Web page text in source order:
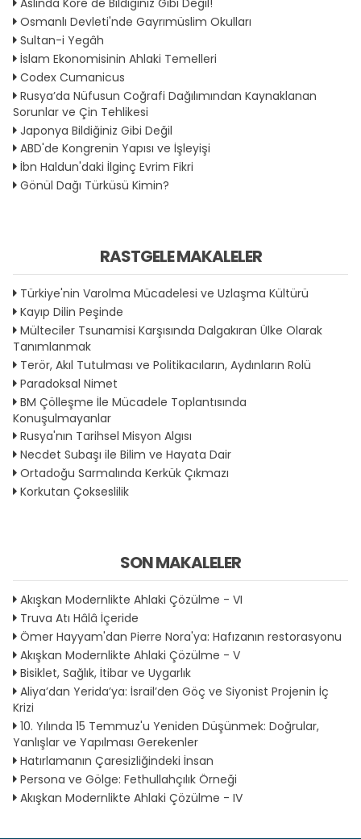
Aslında Kore de Bildiğiniz Gibi Değil!
Osmanlı Devleti'nde Gayrımüslim Okulları
Sultan-i Yegâh
İslam Ekonomisinin Ahlaki Temelleri
Codex Cumanicus
Rusya’da Nüfusun Coğrafi Dağılımından Kaynaklanan
Sorunlar ve Çin Tehlikesi
Japonya Bildiğiniz Gibi Değil
ABD'de Kongrenin Yapısı ve İşleyişi
İbn Haldun'daki İlginç Evrim Fikri
Gönül Dağı Türküsü Kimin?
RASTGELE MAKALELER
Türkiye'nin Varolma Mücadelesi ve Uzlaşma Kültürü
Kayıp Dilin Peşinde
Mülteciler Tsunamisi Karşısında Dalgakıran Ülke Olarak
Tanımlanmak
Terör, Akıl Tutulması ve Politikacıların, Aydınların Rolü
Paradoksal Nimet
BM Çölleşme İle Mücadele Toplantısında
Konuşulmayanlar
Rusya'nın Tarihsel Misyon Algısı
Necdet Subaşı ile Bilim ve Hayata Dair
Ortadoğu Sarmalında Kerkük Çıkmazı
Korkutan Çokseslilik
SON MAKALELER
Akışkan Modernlikte Ahlaki Çözülme - VI
Truva Atı Hâlâ İçeride
Ömer Hayyam'dan Pierre Nora'ya: Hafızanın restorasyonu
Akışkan Modernlikte Ahlaki Çözülme - V
Bisiklet, Sağlık, İtibar ve Uygarlık
Aliya’dan Yerida’ya: İsrail’den Göç ve Siyonist Projenin İç
Krizi
10. Yılında 15 Temmuz'u Yeniden Düşünmek: Doğrular,
Yanlışlar ve Yapılması Gerekenler
Hatırlamanın Çaresizliğindeki İnsan
Persona ve Gölge: Fethullahçılık Örneği
Akışkan Modernlikte Ahlaki Çözülme - IV